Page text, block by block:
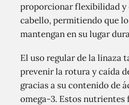
proporcionar flexibilidad y
cabello, permitiendo que
mantengan en su lugar
El uso regular de la linaza
prevenir la rotura y caída
gracias a su contenido de
omega-3. Estos nutrientes